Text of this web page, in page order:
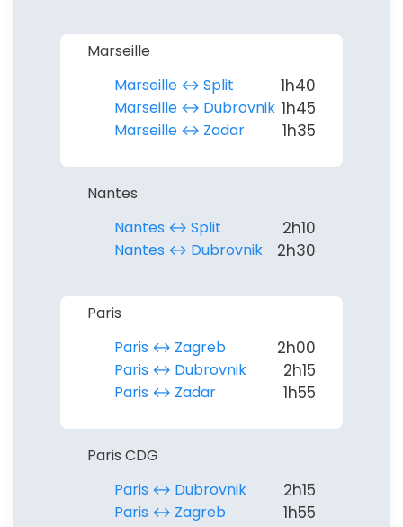
Marseille
Marseille ↔︎ Split
1h40
Marseille ↔︎ Dubrovnik 1h45
Marseille ↔︎ Zadar 1h35
Nantes
Nantes ↔︎ Split
2h10
Nantes ↔︎ Dubrovnik 2h30
Paris
Paris ↔︎ Zagreb
2h00
Paris ↔︎ Dubrovnik 2h15
Paris ↔︎ Zadar 1h55
Paris CDG
Paris ↔︎ Dubrovnik
2h15
Paris ↔︎ Zagreb 1h55